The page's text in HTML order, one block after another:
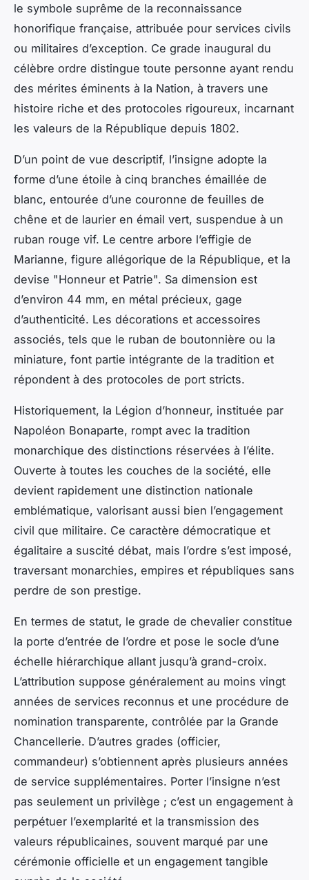
le symbole suprême de la reconnaissance
honorifique française, attribuée pour services civils
ou militaires d’exception. Ce grade inaugural du
célèbre ordre distingue toute personne ayant rendu
des mérites éminents à la Nation, à travers une
histoire riche et des protocoles rigoureux, incarnant
les valeurs de la République depuis 1802.
D’un point de vue descriptif, l’insigne adopte la
forme d’une étoile à cinq branches émaillée de
blanc, entourée d’une couronne de feuilles de
chêne et de laurier en émail vert, suspendue à un
ruban rouge vif. Le centre arbore l’effigie de
Marianne, figure allégorique de la République, et la
devise "Honneur et Patrie". Sa dimension est
d’environ 44 mm, en métal précieux, gage
d’authenticité. Les décorations et accessoires
associés, tels que le ruban de boutonnière ou la
miniature, font partie intégrante de la tradition et
répondent à des protocoles de port stricts.
Historiquement, la Légion d’honneur, instituée par
Napoléon Bonaparte, rompt avec la tradition
monarchique des distinctions réservées à l’élite.
Ouverte à toutes les couches de la société, elle
devient rapidement une distinction nationale
emblématique, valorisant aussi bien l’engagement
civil que militaire. Ce caractère démocratique et
égalitaire a suscité débat, mais l’ordre s’est imposé,
traversant monarchies, empires et républiques sans
perdre de son prestige.
En termes de statut, le grade de chevalier constitue
la porte d’entrée de l’ordre et pose le socle d’une
échelle hiérarchique allant jusqu’à grand-croix.
L’attribution suppose généralement au moins vingt
années de services reconnus et une procédure de
nomination transparente, contrôlée par la Grande
Chancellerie. D’autres grades (officier,
commandeur) s’obtiennent après plusieurs années
de service supplémentaires. Porter l’insigne n’est
pas seulement un privilège ; c’est un engagement à
perpétuer l’exemplarité et la transmission des
valeurs républicaines, souvent marqué par une
cérémonie officielle et un engagement tangible